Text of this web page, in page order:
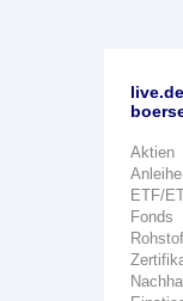
Aktien
ETF/
Fonds